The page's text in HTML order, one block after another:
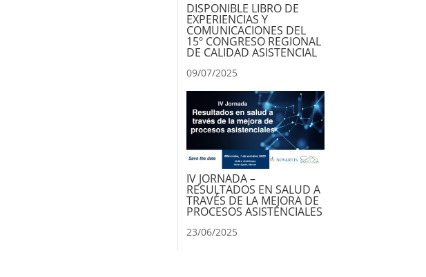
DISPONIBLE LIBRO DE
EXPERIENCIAS Y
COMUNICACIONES DEL
15º CONGRESO REGIONAL
DE CALIDAD ASISTENCIAL
09/07/2025
IV JORNADA –
RESULTADOS EN SALUD A
TRAVÉS DE LA MEJORA DE
PROCESOS ASISTENCIALES
23/06/2025